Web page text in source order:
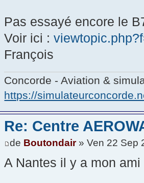
Pas essayé encore le
Voir ici :
François
Concorde - Aviation &
https://
Re: Centre
de Boutondair» Ven 22 Sep
A Nantes il y a mon